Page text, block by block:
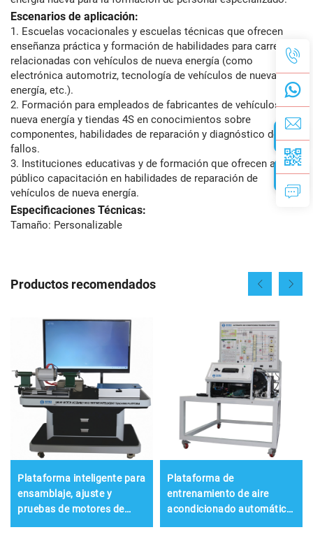
Escenarios de aplicación:
1. Escuelas vocacionales y escuelas técnicas que ofrecen
enseñanza práctica y formación de habilidades para carreras
relacionadas con vehículos de nueva energía (como
electrónica automotriz, tecnología de vehículos de nueva
energía, etc.).
2. Formación para empleados de fabricantes de vehículos de
nueva energía y tiendas 4S en conocimientos sobre
componentes, habilidades de reparación y diagnóstico de
fallos.
3. Instituciones educativas y de formación que ofrecen al
público capacitación en habilidades de reparación de
vehículos de nueva energía.
Especificaciones Técnicas:
Tamaño: Personalizable
Productos recomendados
Plataforma inteligente para
ensamblaje, ajuste y
pruebas de motores de
Plataforma de
entrenamiento de aire
acondicionado automático